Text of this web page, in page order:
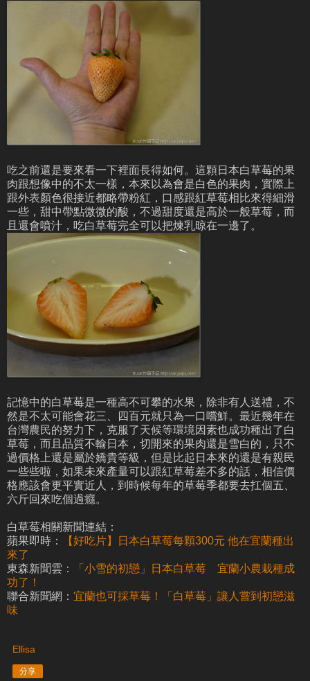
吃之前還是要來看一下裡面長得如何。這顆日本白草莓的果
肉跟想像中的不太一樣，本來以為會是白色的果肉，實際上
跟外表顏色很接近都略帶粉紅，口感跟紅草莓相比來得細滑
一些，甜中帶點微微的酸，不過甜度還是高於一般草莓，而
且還會噴汁，吃白草莓完全可以把煉乳晾在一邊了。
記憶中的白草莓是一種高不可攀的水果，除非有人送禮，不
然是不太可能會花三、四百元就只為一口嚐鮮。最近幾年在
台灣農民的努力下，克服了天候等環境因素也成功種出了白
草莓，而且品質不輸日本，切開來的果肉還是雪白的，只不
過價格上還是屬於嬌貴等級，但是比起日本來的還是有親民
一些些啦，如果未來產量可以跟紅草莓差不多的話，相信價
格應該會更平實近人，到時候每年的草莓季都要去扛個五、
六斤回來吃個過癮。
白草莓相關新聞連結：
蘋果即時：
【好吃片】日本白草莓每顆300元 他在宜蘭種出
來了
東森新聞雲：
「小雪的初戀」日本白草莓 宜蘭小農栽種成
功了！
聯合新聞網： 宜蘭也可採草莓！「白草莓」讓人嘗到初戀滋
味
Ellisa
分享